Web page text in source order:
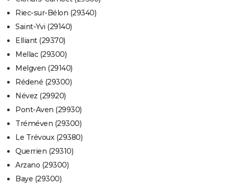
Riec-sur-Bélon (29340)
Saint-Yvi (29140)
Elliant (29370)
Mellac (29300)
Melgven (29140)
Rédené (29300)
Névez (29920)
Pont-Aven (29930)
Tréméven (29300)
Le Trévoux (29380)
Querrien (29310)
Arzano (29300)
Baye (29300)